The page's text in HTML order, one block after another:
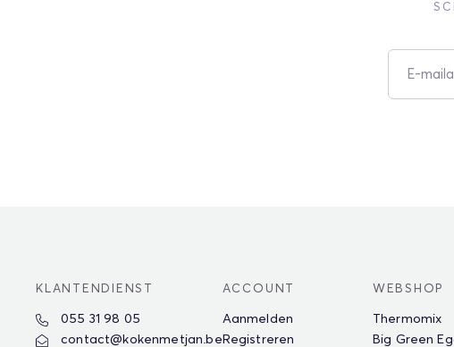
KLANTENDIENST
055 31 98 05
contact@kokenmetjan.be
ACCOUNT
Aanmelden
Registreren
WEBSHOP
Thermomix
Big Green